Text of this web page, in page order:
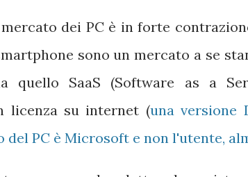
dei PC è in forte
sono un mercato a se
quello SaaS (Software as a
licenza su internet (una versione
PC è Microsoft e non l'utente,